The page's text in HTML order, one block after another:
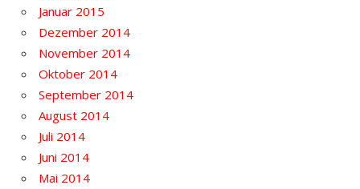
Januar 2015
Dezember 2014
November 2014
Oktober 2014
September 2014
August 2014
Juli 2014
Juni 2014
Mai 2014